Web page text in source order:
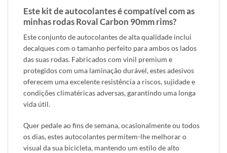
Este kit de autocolantes é compatível com as
minhas rodas Roval Carbon 90mm rims?
Este conjunto de autocolantes de alta qualidade inclui
decalques com o tamanho perfeito para ambos os lados
das suas rodas. Fabricados com vinil premium e
protegidos com uma laminação durável, estes adesivos
oferecem uma excelente resistência a riscos, sujidade e
condições climatéricas adversas, garantindo uma longa
vida útil.
Quer pedale ao fins de semana, ocasionalmente ou todos
os dias, estes autocolantes permitem-lhe melhorar o
visual da sua bicicleta, mantendo um estilo de alto